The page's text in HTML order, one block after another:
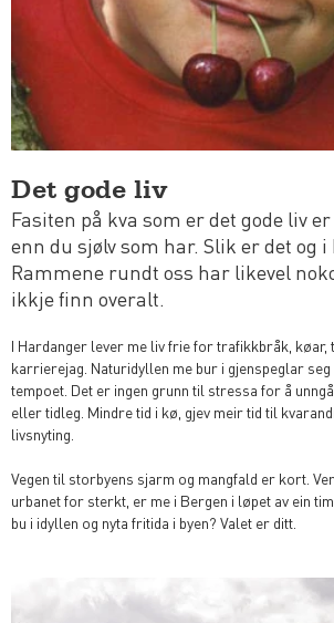
Det gode liv
Fasiten på kva som er det gode liv
enn du sjølv som har. Slik er det og i
Rammene rundt oss har likevel
ikkje finn overalt.
I Hardanger lever me liv frie for trafikkbråk, køar,
karrierejag. Naturidyllen me bur i gjenspeglar
tempoet. Det er ingen grunn til stressa for å
eller tidleg. Mindre tid i kø, gjev meir tid til
livsnyting.
Vegen til storbyens sjarm og mangfald er kort.
urbanet for sterkt, er me i Bergen i løpet av ein
bu i idyllen og nyta fritida i byen? Valet er ditt.